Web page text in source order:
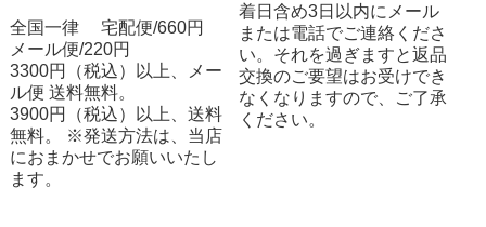
全国一律 宅配便/660円
メール便/220円
3300円（税込）以上、メー
ル便 送料無料。
3900円（税込）以上、送料
無料。 ※発送方法は、当店
におまかせでお願いいたし
ます。
着日含め3日以内にメール
または電話でご連絡くださ
い。それを過ぎますと返品
交換のご要望はお受けでき
なくなりますので、ご了承
ください。